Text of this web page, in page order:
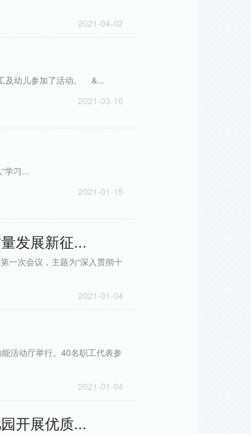
2021-04-02
及幼儿参加了活动。 &...
2021-03-10
学习...
2021-01-15
发展新征...
一次会议，主题为“深入贯彻十
2021-01-04
活动厅举行。40名职工代表参
2021-01-04
开展优质...